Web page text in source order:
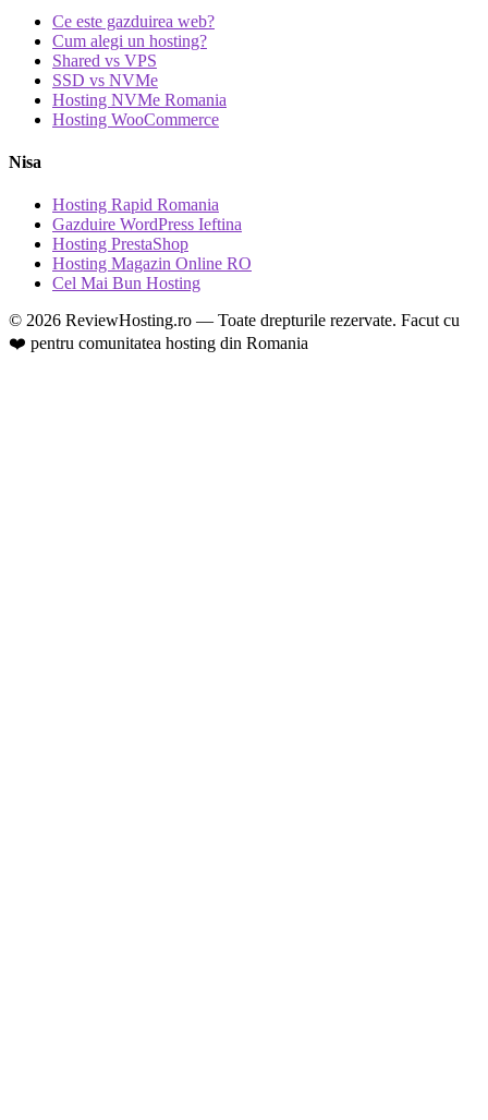
Ce este gazduirea web?
Cum alegi un hosting?
Shared vs VPS
SSD vs NVMe
Hosting NVMe Romania
Hosting WooCommerce
Nisa
Hosting Rapid Romania
Gazduire WordPress Ieftina
Hosting PrestaShop
Hosting Magazin Online RO
Cel Mai Bun Hosting
© 2026 ReviewHosting.ro — Toate drepturile rezervate. Facut cu
❤️ pentru comunitatea hosting din Romania